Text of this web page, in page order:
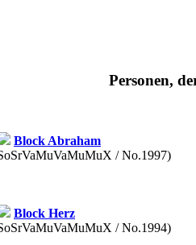
Personen,
Block Abraham
/ No.1997)
Block Herz
/ No.1994)